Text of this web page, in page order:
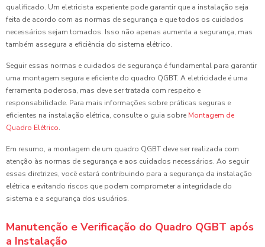
qualificado. Um eletricista experiente pode garantir que a instalação seja
feita de acordo com as normas de segurança e que todos os cuidados
necessários sejam tomados. Isso não apenas aumenta a segurança, mas
também assegura a eficiência do sistema elétrico.
Seguir essas normas e cuidados de segurança é fundamental para garantir
uma montagem segura e eficiente do quadro QGBT. A eletricidade é uma
ferramenta poderosa, mas deve ser tratada com respeito e
responsabilidade. Para mais informações sobre práticas seguras e
eficientes na instalação elétrica, consulte o guia sobre Montagem de
Quadro Elétrico.
Em resumo, a montagem de um quadro QGBT deve ser realizada com
atenção às normas de segurança e aos cuidados necessários. Ao seguir
essas diretrizes, você estará contribuindo para a segurança da instalação
elétrica e evitando riscos que podem comprometer a integridade do
sistema e a segurança dos usuários.
Manutenção e Verificação do Quadro QGBT após
a Instalação